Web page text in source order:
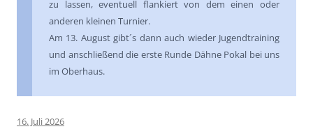
zu lassen, eventuell flankiert von dem einen oder
anderen kleinen Turnier.
Am 13. August gibt´s dann auch wieder Jugendtraining
und anschließend die erste Runde Dähne Pokal bei uns
im Oberhaus.
16. Juli 2026